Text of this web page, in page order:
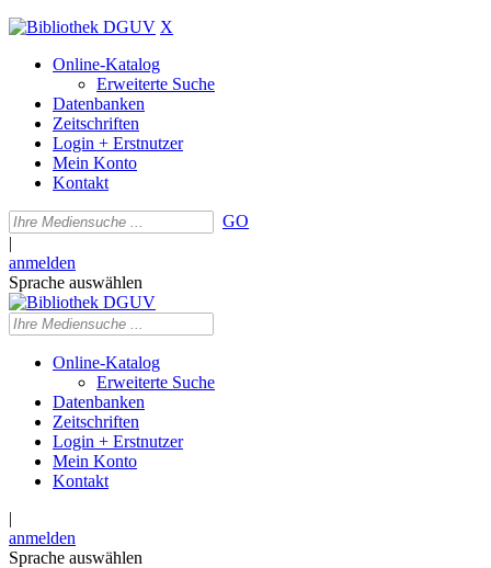
X
Online-Katalog
Erweiterte Suche
Datenbanken
Zeitschriften
Login + Erstnutzer
Mein Konto
Kontakt
GO
|
anmelden
Sprache auswählen
Online-Katalog
Erweiterte Suche
Datenbanken
Zeitschriften
Login + Erstnutzer
Mein Konto
Kontakt
|
anmelden
Sprache auswählen